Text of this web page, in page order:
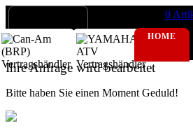
0
HOME
Ihre Anfrage wird bearbeitet
Bitte haben Sie einen Moment Geduld!